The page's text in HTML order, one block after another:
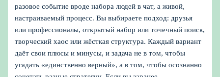
разовое событие вроде набора людей в чат, а живой,
настраиваемый процесс. Вы выбираете подход: друзья
или профессионалы, открытый набор или точечный поиск,
творческий хаос или жёсткая структура. Каждый вариант
даёт свои плюсы и минусы, и задача не в том, чтобы
угадать «единственно верный», а в том, чтобы осознанно